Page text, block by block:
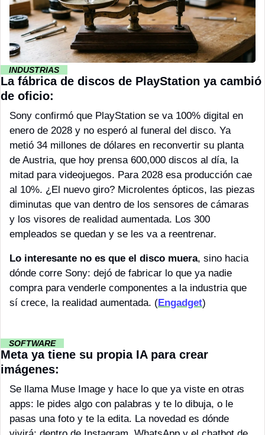
INDUSTRIAS
La fábrica de discos de PlayStation ya cambió
de oficio:
Sony confirmó que PlayStation se va 100% digital en
enero de 2028 y no esperó al funeral del disco. Ya
metió 34 millones de dólares en reconvertir su planta
de Austria, que hoy prensa 600,000 discos al día, la
mitad para videojuegos. Para 2028 esa producción cae
al 10%. ¿El nuevo giro? Microlentes ópticos, las piezas
diminutas que van dentro de los sensores de cámaras
y los visores de realidad aumentada. Los 300
empleados se quedan y se les va a reentrenar.
Lo interesante no es que el disco muera, sino hacia
dónde corre Sony: dejó de fabricar lo que ya nadie
compra para venderle componentes a la industria que
sí crece, la realidad aumentada. (Engadget)
SOFTWARE
Meta ya tiene su propia IA para crear
imágenes:
Se llama Muse Image y hace lo que ya viste en otras
apps: le pides algo con palabras y te lo dibuja, o le
pasas una foto y te la edita. La novedad es dónde